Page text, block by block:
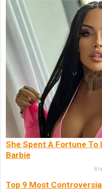
She Spent A Fortune To
Barbie
Top 9 Most